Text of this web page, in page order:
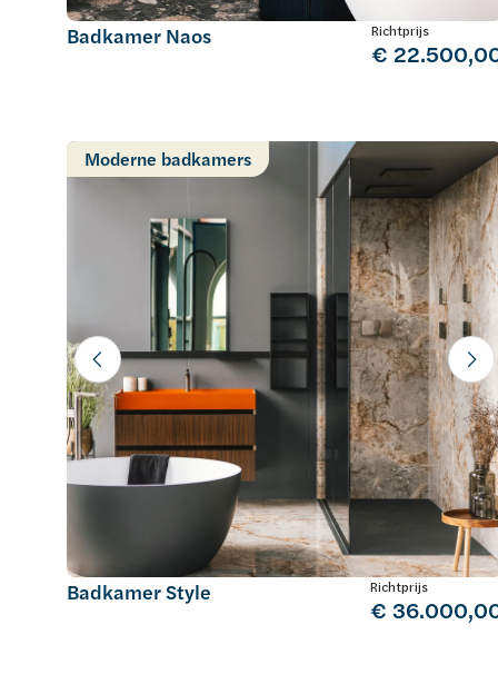
Badkamer Naos Richtprijs
€
Moderne badkamers
Badkamer Style Richtprijs
€